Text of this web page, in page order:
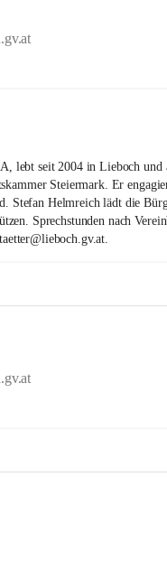
lebt seit 2004 in Lieboch und
Steiermark. Er
Stefan Helmreich lädt die
Sprechstunden nach